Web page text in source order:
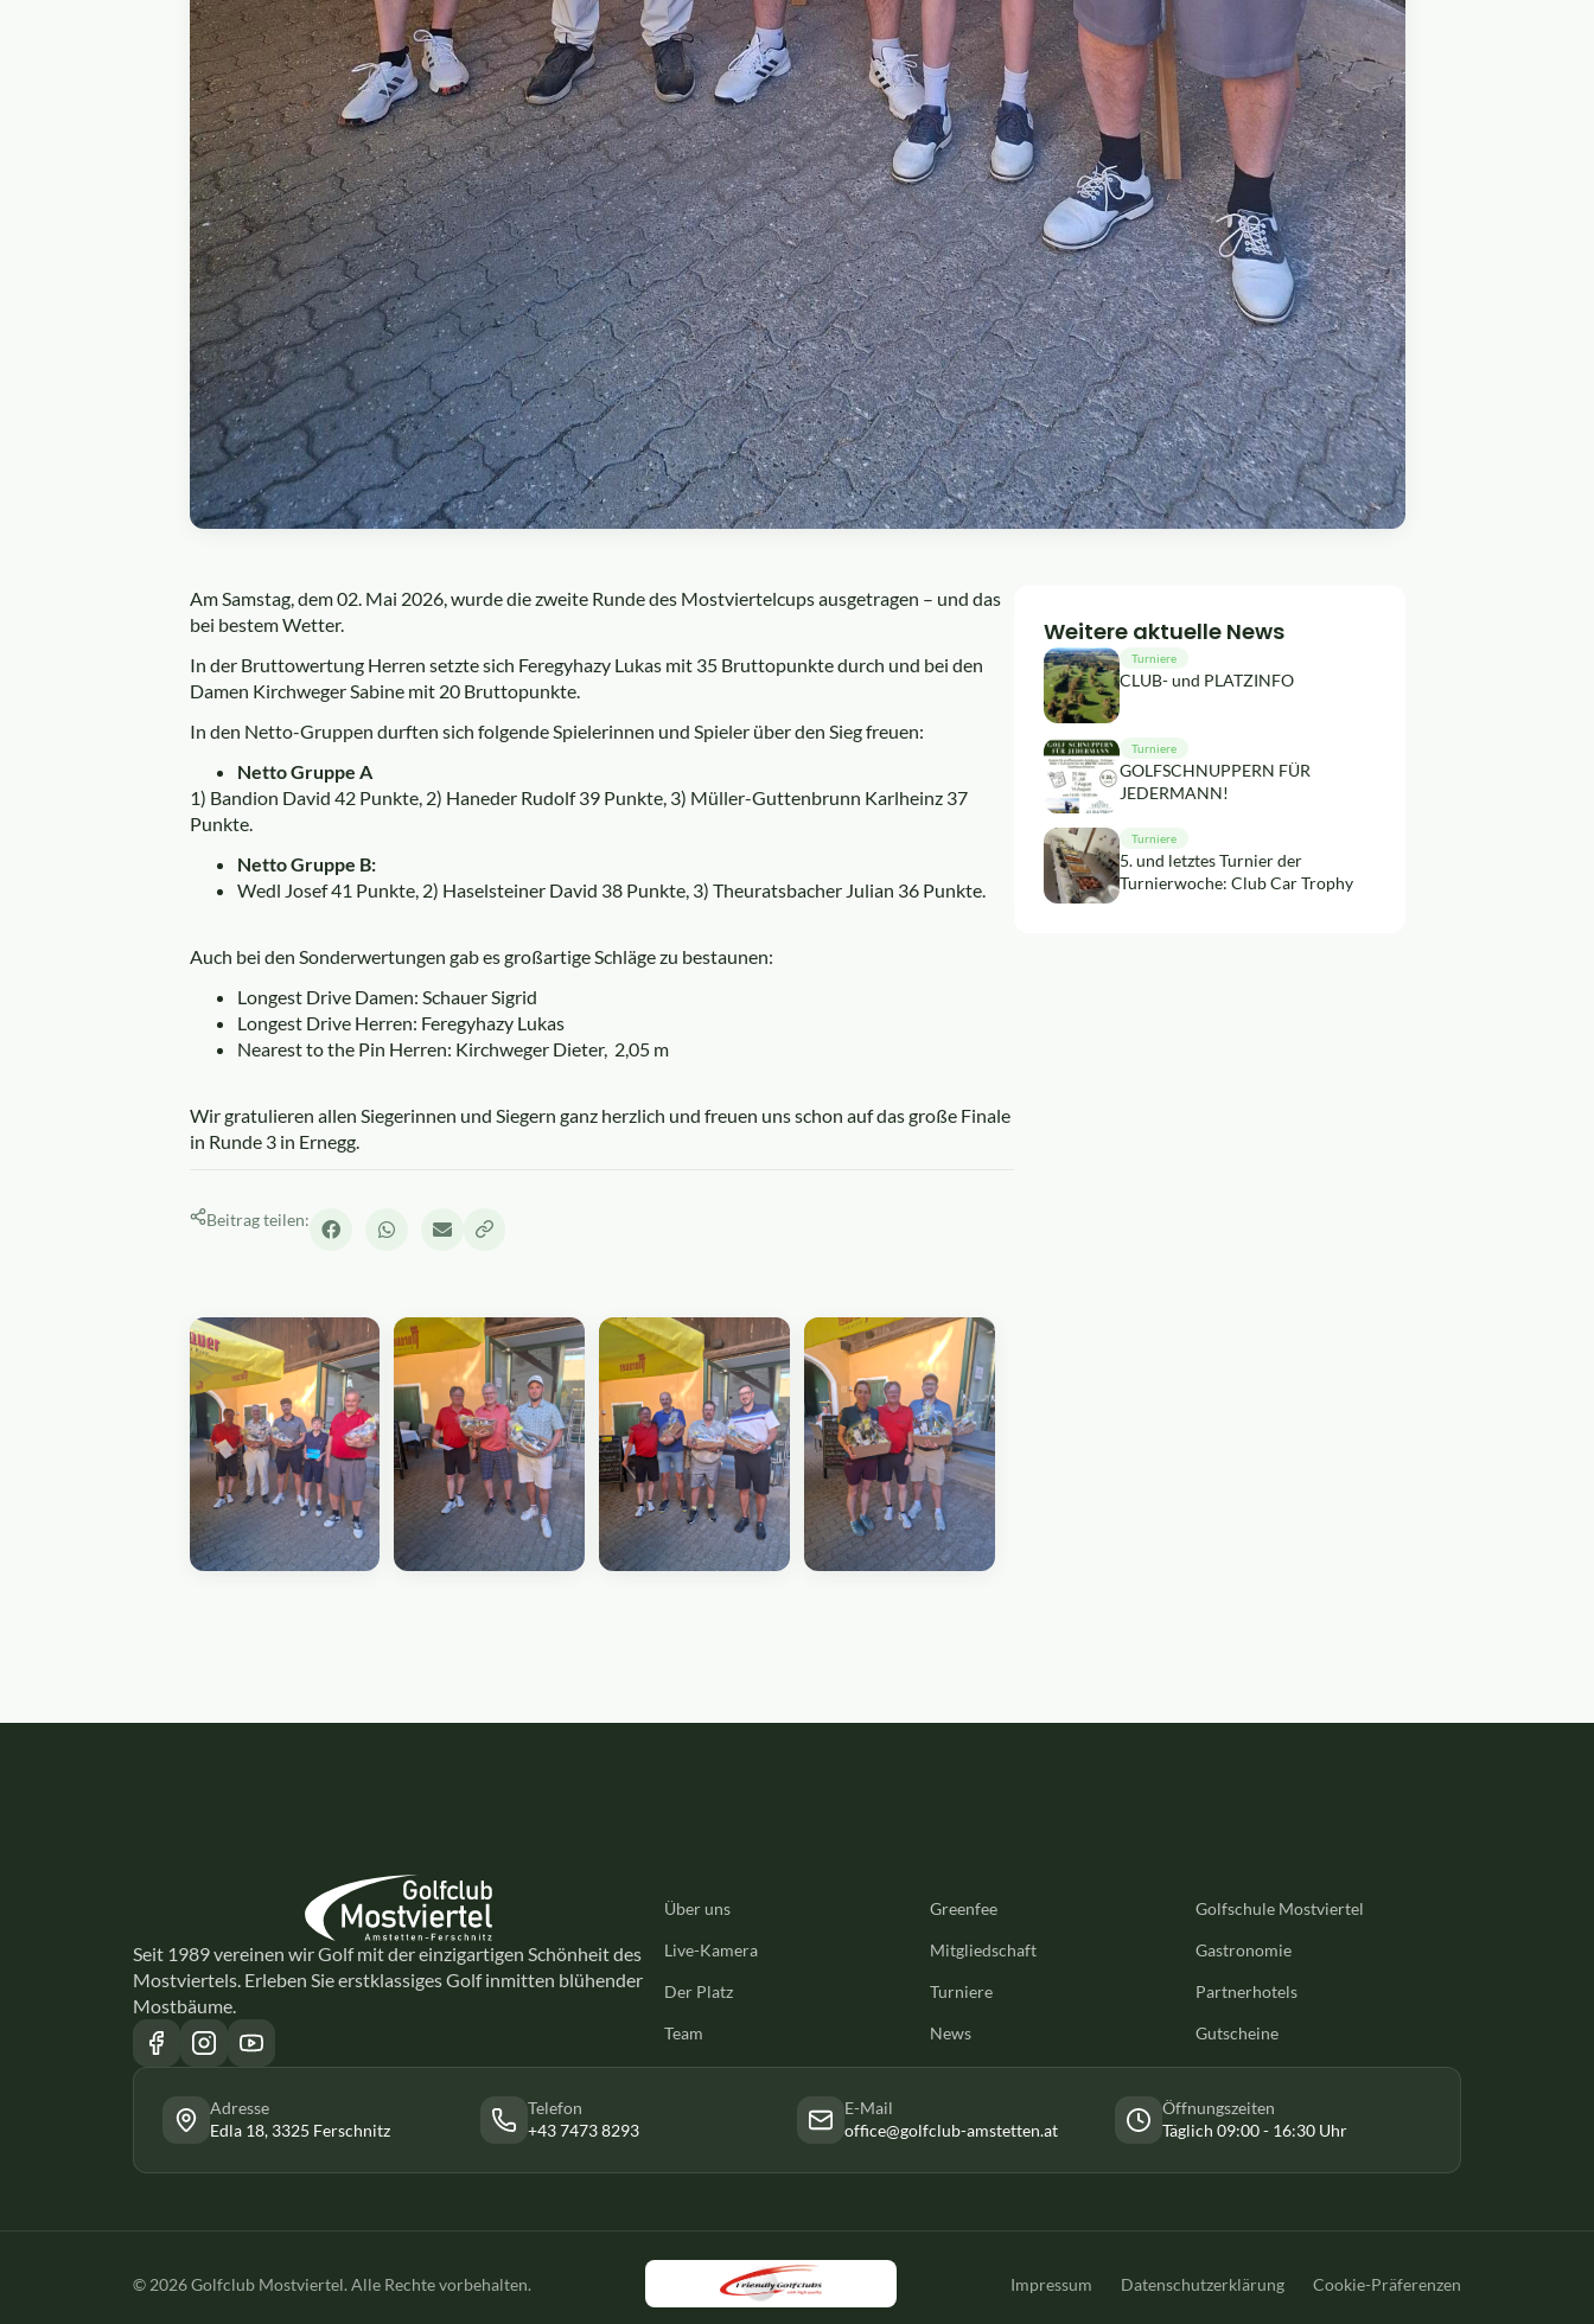
Am Samstag, dem 02. Mai 2026, wurde die zweite Runde des Mostviertelcups ausgetragen – und das
bei bestem Wetter.
In der Bruttowertung Herren setzte sich Feregyhazy Lukas mit 35 Bruttopunkte durch und bei den
Damen Kirchweger Sabine mit 20 Bruttopunkte.
In den Netto-Gruppen durften sich folgende Spielerinnen und Spieler über den Sieg freuen:
Netto Gruppe A
1) Bandion David 42 Punkte, 2) Haneder Rudolf 39 Punkte, 3) Müller-Guttenbrunn Karlheinz 37
Punkte.
Netto Gruppe B:
Wedl Josef 41 Punkte, 2) Haselsteiner David 38 Punkte, 3) Theuratsbacher Julian 36 Punkte.
Auch bei den Sonderwertungen gab es großartige Schläge zu bestaunen:
Longest Drive Damen: Schauer Sigrid
Longest Drive Herren: Feregyhazy Lukas
Nearest to the Pin Herren: Kirchweger Dieter, 2,05 m
Wir gratulieren allen Siegerinnen und Siegern ganz herzlich und freuen uns schon auf das große Finale
in Runde 3 in Ernegg.
Beitrag teilen:
Weitere aktuelle News
Turniere
CLUB- und PLATZINFO
Turniere
GOLFSCHNUPPERN FÜR
JEDERMANN!
Turniere
5. und letztes Turnier der
Turnierwoche: Club Car Trophy
Seit 1989 vereinen wir Golf mit der einzigartigen Schönheit des
Mostviertels. Erleben Sie erstklassiges Golf inmitten blühender
Mostbäume.
Über uns
Live-Kamera
Der Platz
Team
Greenfee
Mitgliedschaft
Turniere
News
Golfschule Mostviertel
Gastronomie
Partnerhotels
Gutscheine
Adresse
Edla 18, 3325 Ferschnitz
Telefon
+43 7473 8293
E-Mail
office@golfclub-amstetten.at
Öffnungszeiten
Täglich 09:00 - 16:30 Uhr
© 2026 Golfclub Mostviertel. Alle Rechte vorbehalten. Impressum Datenschutzerklärung Cookie-Präferenzen